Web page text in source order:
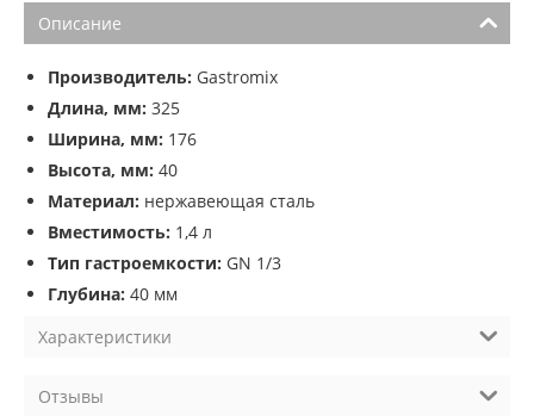
Описание
Производитель: Gastromix
Длина, мм: 325
Ширина, мм: 176
Высота, мм: 40
Материал: нержавеющая сталь
Вместимость: 1,4 л
Тип гастроемкости: GN 1/3
Глубина: 40 мм
Характеристики
Отзывы